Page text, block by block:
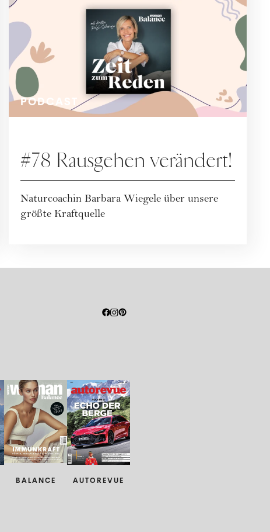
PODCAST
#78 Rausgehen verändert!
Naturcoachin Barbara Wiegele über unsere
größte Kraftquelle
BALANCE AUTOREVUE